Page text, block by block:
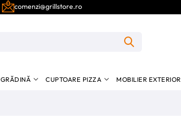
comenzi@grillstore.ro
GRĂDINĂ CUPTOARE PIZZA MOBILIER EXTERIOR